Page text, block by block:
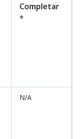
Completar
*
N/A